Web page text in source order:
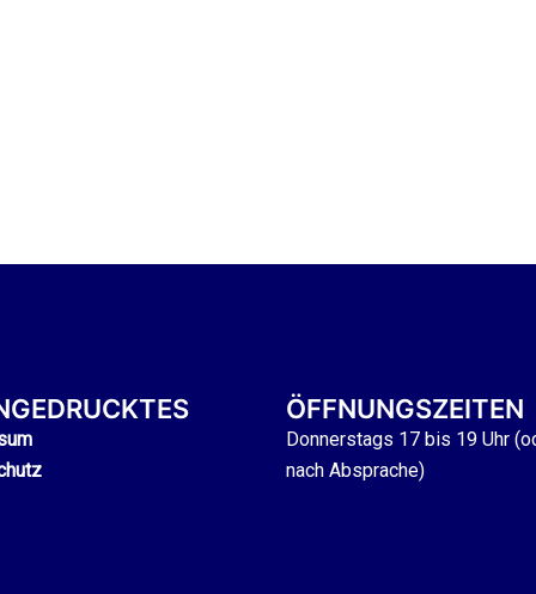
ÖFFNUNGSZEITEN
Donnerstags 17 bis 19 Uhr
nach Absprache)